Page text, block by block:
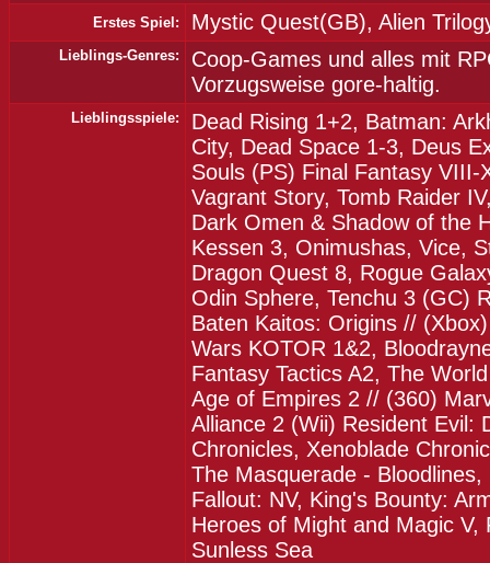
Erstes Spiel:
Mystic Quest(GB), Alien
Lieblings-Genres:
Coop-Games und alles mit
Vorzugsweise gore-haltig.
Lieblingsspiele:
Dead Rising 1+2, Batman:
City, Dead Space 1-3, Deus
Souls (PS) Final Fantasy VIII-
Vagrant Story, Tomb Raider
Dark Omen & Shadow of the
Kessen 3, Onimushas, Vice,
Dragon Quest 8, Rogue
Odin Sphere, Tenchu 3 (GC)
Baten Kaitos: Origins //
Wars KOTOR 1&2,
Fantasy Tactics A2, The
Age of Empires 2 // (360)
Alliance 2 (Wii) Resident Evil:
Chronicles, Xenoblade
The Masquerade - Bloodlines,
Fallout: NV, King's Bounty:
Heroes of Might and Magic V,
Sunless Sea